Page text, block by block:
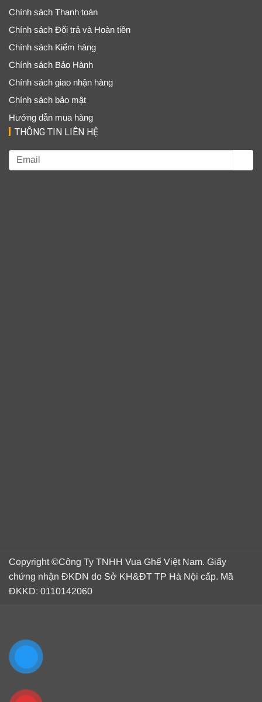
Chính sách Thanh toán
Chính sách Đổi trả và Hoàn tiền
Chính sách Kiểm hàng
Chính sách Bảo Hành
Chính sách giao nhận hàng
Chính sách bảo mật
Hướng dẫn mua hàng
THÔNG TIN LIÊN HỆ
Copyright ©Công Ty TNHH Vua Ghế Việt Nam. Giấy
chứng nhận ĐKDN do Sở KH&ĐT TP Hà Nội cấp. Mã
ĐKKD: 0110142060